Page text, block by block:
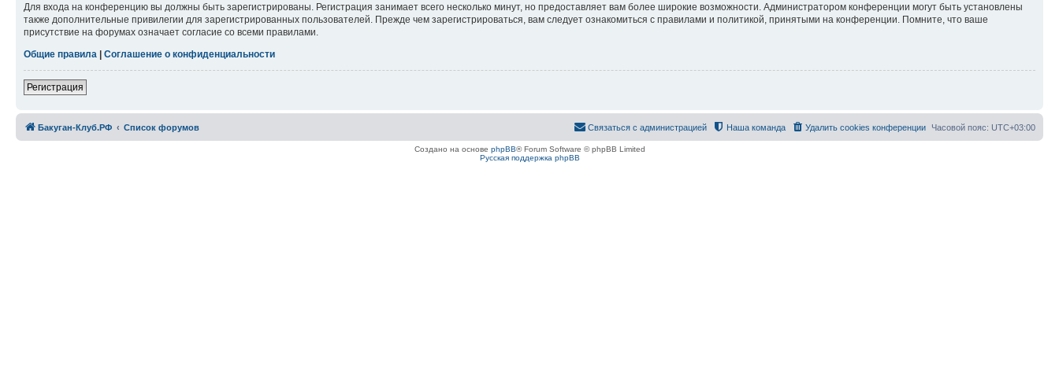
Для входа на конференцию вы должны быть зарегистрированы. Регистрация занимает всего несколько минут, но предоставляет вам более широкие возможности. Администратором конференции могут быть установлены
также дополнительные привилегии для зарегистрированных пользователей. Прежде чем зарегистрироваться, вам следует ознакомиться с правилами и политикой, принятыми на конференции. Помните, что ваше
присутствие на форумах означает согласие со всеми правилами.
Общие правила | Соглашение о конфиденциальности
Регистрация
Бакуган-Клуб.РФ Список форумов Часовой пояс: UTC+03:00
Удалить cookies конференции
Наша команда
Связаться с администрацией
Создано на основе phpBB® Forum Software © phpBB Limited
Русская поддержка phpBB